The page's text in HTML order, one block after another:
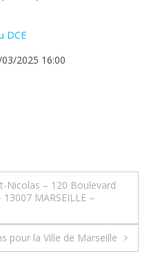
DCE
2025 16:00
Nicolas – 120 Boulevard
MARSEILLE –
pour la Ville de Marseille